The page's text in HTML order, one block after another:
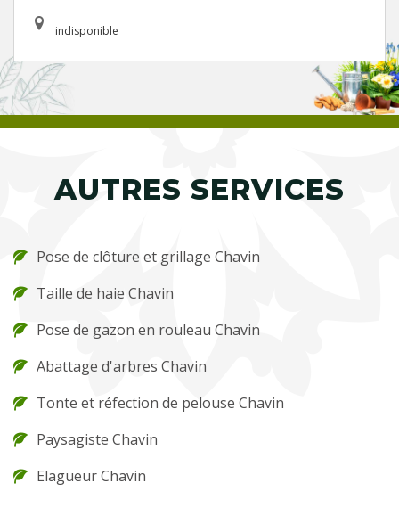
indisponible
AUTRES SERVICES
Pose de clôture et grillage Chavin
Taille de haie Chavin
Pose de gazon en rouleau Chavin
Abattage d'arbres Chavin
Tonte et réfection de pelouse Chavin
Paysagiste Chavin
Elagueur Chavin